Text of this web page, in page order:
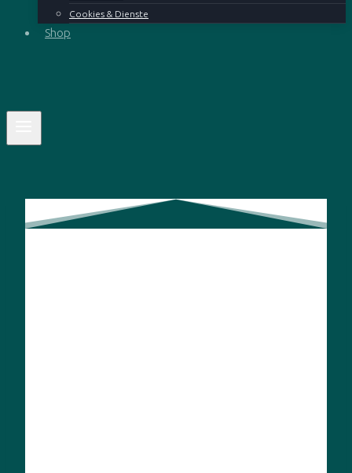
Cookies & Dienste
Shop